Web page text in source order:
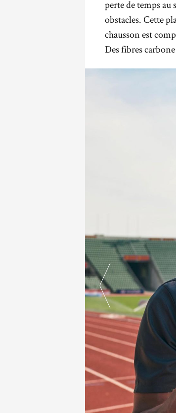
perte de temps au
obstacles. Cette
chausson est
Des fibres